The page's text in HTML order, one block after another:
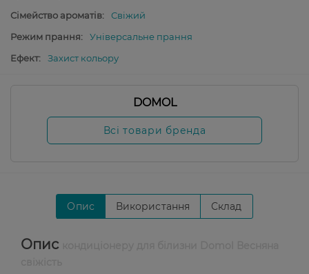
Сімейство ароматів:
Свіжий
Режим прання:
Універсальне прання
Ефект:
Захист кольору
DOMOL
Всі товари бренда
Опис Використання Склад
Опис